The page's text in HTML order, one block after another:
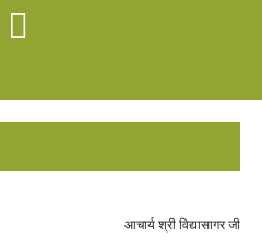
आचार्य श्री विद्यासागर जी